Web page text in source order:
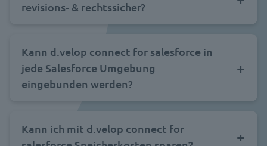
revisions- & rechtssicher?
Kann d.velop connect for salesforce in
jede Salesforce Umgebung
eingebunden werden?
Kann ich mit d.velop connect for